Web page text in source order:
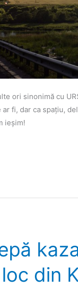
ori sinonimă cu
fi, dar ca spațiu,
ieșim!
din